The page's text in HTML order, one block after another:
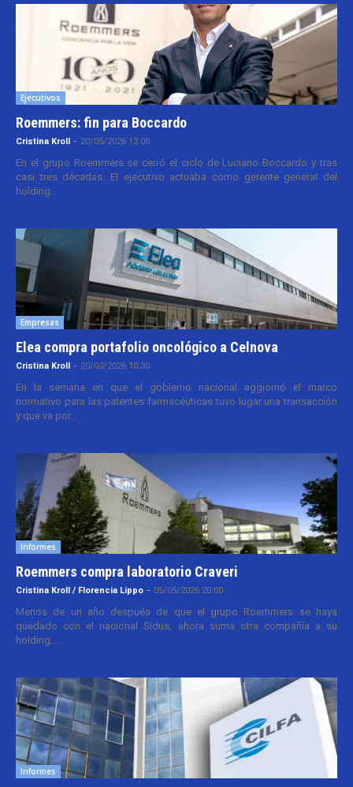
Ejecutivos
Roemmers: fin para Boccardo
Cristina Kroll - 20/05/2026 13:00
En el grupo Roemmers se cerró el ciclo de Luciano Boccardo y tras
casi tres décadas. El ejecutivo actuaba como gerente general del
holding...
Empresas
Elea compra portafolio oncológico a Celnova
Cristina Kroll - 20/03/2026 10:30
En la semana en que el gobierno nacional aggiornó el marco
normativo para las patentes farmacéuticas tuvo lugar una transacción
y que va por...
Informes
Roemmers compra laboratorio Craveri
Cristina Kroll / Florencia Lippo - 05/05/2026 20:00
Menos de un año después de que el grupo Roemmers se haya
quedado con el nacional Sidus, ahora suma otra compañía a su
holding....
Informes